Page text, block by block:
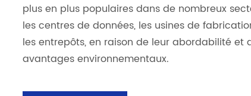
plus en plus populaires dans de nombreux
les centres de données, les usines de
les entrepôts, en raison de leur abordabilité et
avantages environnementaux.